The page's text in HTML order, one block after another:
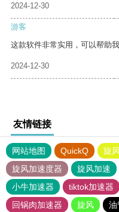
2024-12-30
游客
这款软件非常实用，可以帮助
2024-12-30
友情链接
网站地图 QuickQ 旋
旋风加速度器
旋风加速
小牛加速器
tiktok加速器
回锅肉加速器
旋风 油